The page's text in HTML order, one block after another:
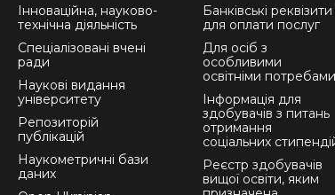
Інноваційна, науково-
технічна діяльність
Спеціалізовані вчені
ради
Наукові видання
університету
Репозиторій
публікацій
Наукометричні бази
даних
Банківські реквізити
для оплати послуг
Для осіб з
особливими
освітніми потребами
Інформація для
здобувачів з питань
отримання
соціальних
Реєстр здобувачів
вищої освіти, яким